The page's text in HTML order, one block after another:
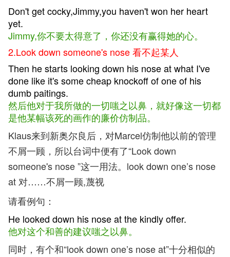
Don't get cocky,Jimmy,you haven't won her heart
yet.
Jimmy,你不要太得意了，你还没有赢得她的心。
2.Look down someone's nose 看不起某人
Then he starts looking down his nose at what I've
done like it's some cheap knockoff of one of his
dumb paitings.
然后他对于我所做的一切嗤之以鼻，就好像这一切都
是他某幅该死的画作的廉价仿制品。
Klaus来到新奥尔良后，对Marcel仿制他以前的管理
不屑一顾，所以台词中便有了“Look down
someone's nose ”这一用法。look down one’s nose
at 对……不屑一顾,蔑视
请看例句：
He looked down his nose at the kindly offer.
他对这个和善的建议嗤之以鼻。
同时，有个和“look down one’s nose at”十分相似的